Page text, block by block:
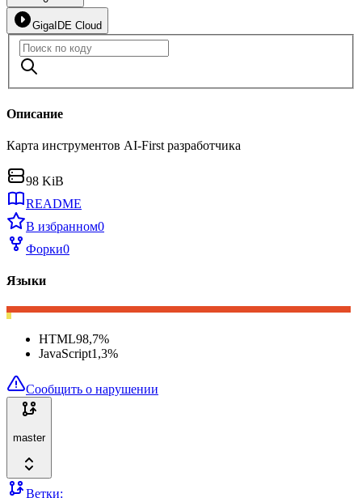
GigaIDE Cloud
Описание
Карта инструментов AI-First разработчика
98 KiB
README
В избранном0
Форки0
Языки
HTML98,7%
JavaScript1,3%
Сообщить о нарушении
master
Ветки: